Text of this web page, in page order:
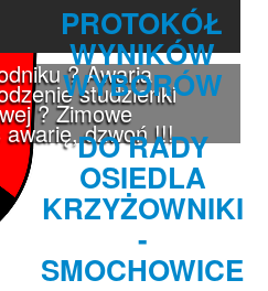
? Awaria
studzienki
? Zimowe
awarię, dzwoń !!!
PROTOKÓŁ
WYNIKÓW
WYBORÓW
DO RADY
OSIEDLA
KRZYŻOWNIKI
-
SMOCHOWICE